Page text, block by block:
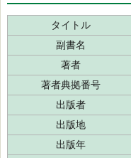
タイトル
副書名
著者
著者典拠番号
出版者
出版地
出版年